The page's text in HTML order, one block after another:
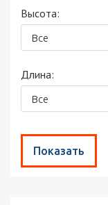
Высота:
Все
Длина:
Все